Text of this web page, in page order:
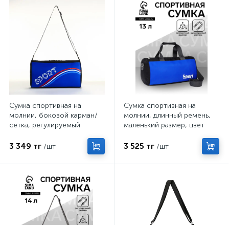
Сумка спортивная на
молнии, боковой карман/
сетка, регулируемый
цвет чёрный/василёк
3 349 тг /шт
Сумка спортивная на
молнии, длинный ремень,
маленький размер, цвет
3 525 тг /шт